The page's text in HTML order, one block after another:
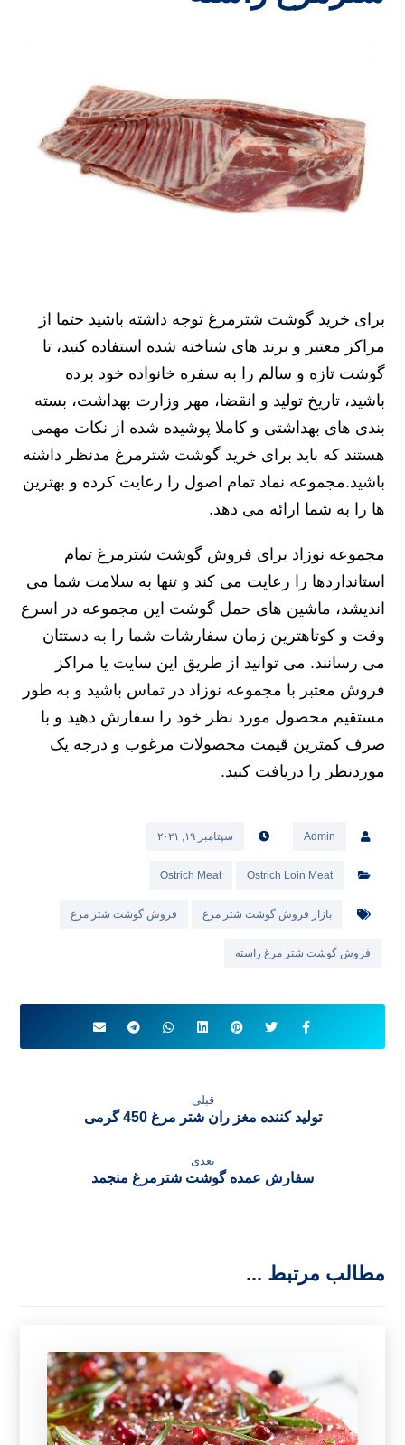
برای خرید گوشت شترمرغ توجه داشته باشید حتما از
مراکز معتبر و برند های شناخته شده استفاده کنید، تا
گوشت تازه و سالم را به سفره خانواده خود برده
باشید، تاریخ تولید و انقضا، مهر وزارت بهداشت، بسته
بندی های بهداشتی و کاملا پوشیده شده از نکات مهمی
هستند که باید برای خرید گوشت شترمرغ مدنظر داشته
باشید.مجموعه نماد تمام اصول را رعایت کرده و بهترین
ها را به شما ارائه می دهد.
مجموعه نوزاد برای فروش گوشت شترمرغ تمام
استانداردها را رعایت می کند و تنها به سلامت شما می
اندیشد، ماشین های حمل گوشت این مجموعه در اسرع
وقت و کوتاهترین زمان سفارشات شما را به دستتان
می رسانند. می توانید از طریق این سایت یا مراکز
فروش معتبر با مجموعه نوزاد در تماس باشید و به طور
مستقیم محصول مورد نظر خود را سفارش دهید و با
صرف کمترین قیمت محصولات مرغوب و درجه یک
موردنظر را دریافت کنید.
Admin سپتامبر ۱۹, ۲۰۲۱
Ostrich Loin Meat
Ostrich Meat
بازار فروش گوشت شتر مرغ فروش گوشت شتر مرغ
فروش گوشت شتر مرغ راسته
قبلی
تولید کننده مغز ران شتر مرغ 450 گرمی
بعدی
سفارش عمده گوشت شترمرغ منجمد
مطالب مرتبط ...